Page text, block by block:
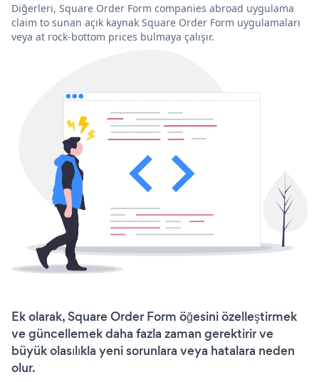
Diğerleri, Square Order Form companies abroad uygulama
claim to sunan açık kaynak Square Order Form uygulamaları
veya at rock-bottom prices bulmaya çalışır.
Ek olarak, Square Order Form öğesini özelleştirmek
ve güncellemek daha fazla zaman gerektirir ve
büyük olasılıkla yeni sorunlara veya hatalara neden
olur.